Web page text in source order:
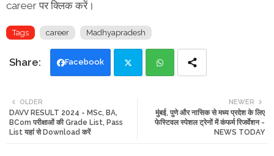
career पर क्लिक करें।
Tags career Madhyapradesh
Facebook
ats
NEWER
मुंबई, पुणे और नासिक से मध्य प्रदेश के लिए
फेस्टिवल स्पेशल ट्रेनों में कंफर्म रिजर्वेशन -
NEWS TODAY
OLDER
DAVV RESULT 2024 - MSc, BA,
BCom परीक्षाओं की Grade List, Pass
List यहां से Download करें